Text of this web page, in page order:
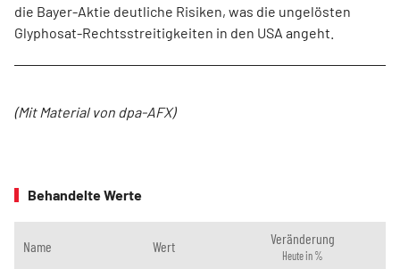
die Bayer-Aktie deutliche Risiken, was die ungelösten
Glyphosat-Rechtsstreitigkeiten in den USA angeht.
(Mit Material von dpa-AFX)
Behandelte Werte
Name Wert Veränderung
Heute in %